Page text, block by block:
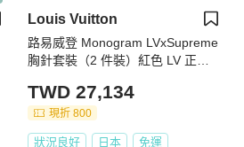
Louis Vuitton
路易威登 Monogram LVxSupreme
胸針套裝（2 件裝）紅色 LV 正品 1
TWD 27,134
現折 800
狀況良好 日本 免運